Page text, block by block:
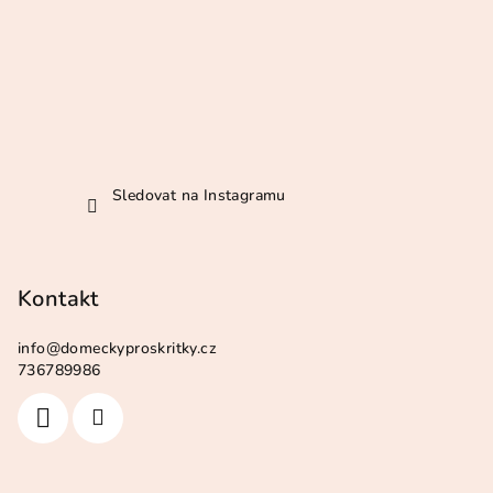
Sledovat na Instagramu
Kontakt
info@domeckyproskritky.cz
736789986